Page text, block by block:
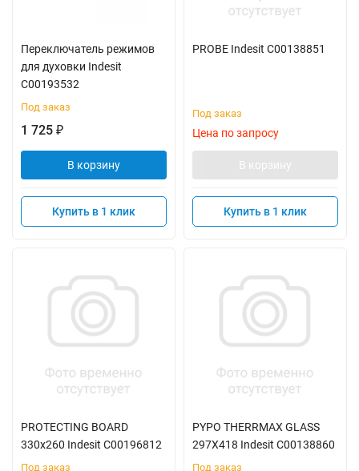
Переключатель режимов
для духовки Indesit
C00193532
Под заказ
1 725 ₽
В корзину
Купить в 1 клик
PROBE Indesit C00138851
Под заказ
Цена по запросу
В корзину
Купить в 1 клик
PROTECTING BOARD
330x260 Indesit C00196812
Под заказ
PYPO THERRMAX GLASS
297X418 Indesit C00138860
Под заказ